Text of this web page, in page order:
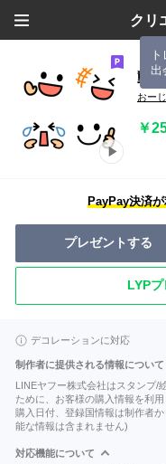
クリ
出
動
おー
￥
PayPay決済
プレゼントする
LYP
デコレーションに対応
制作者に提供される情報について
LINEヤフー株式会社はスタンプ/
ために、お客様の購入情報を利用
購入日付、登録国情報は制作者
能な情報は含まれません)
対応機能について